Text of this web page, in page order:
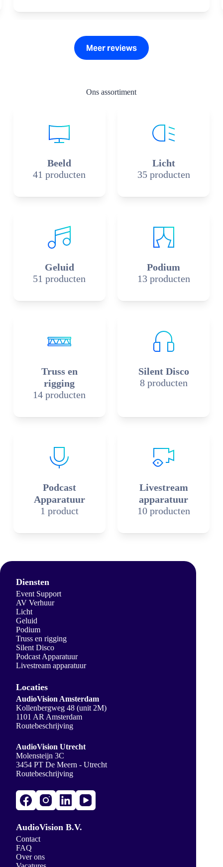
Meer reviews
Ons assortiment
Beeld
41 producten
Licht
35 producten
Geluid
51 producten
Podium
13 producten
Truss en
rigging
14 producten
Silent Disco
8 producten
Podcast
Apparatuur
1 product
Livestream
apparatuur
10 producten
Diensten
Event Support
AV Verhuur
Licht
Geluid
Podium
Truss en rigging
Silent Disco
Podcast Apparatuur
Livestream apparatuur
Locaties
AudioVision Amsterdam
Kollenbergweg 48 (unit 2M)
1101 AR Amsterdam
Routebeschrijving
AudioVision Utrecht
Molensteijn 3C
3454 PT De Meern - Utrecht
Routebeschrijving
AudioVision B.V.
Contact
FAQ
Over ons